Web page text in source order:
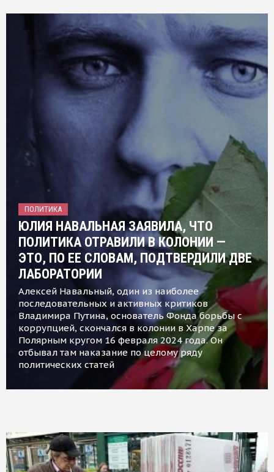
ПОЛИТИКА
ЮЛИЯ НАВАЛЬНАЯ ЗАЯВИЛА, ЧТО
ПОЛИТИКА ОТРАВИЛИ В КОЛОНИИ —
ЭТО, ПО ЕЕ СЛОВАМ, ПОДТВЕРДИЛИ ДВЕ
ЛАБОРАТОРИИ
Алексей Навальный, один из наиболее
последовательных и активных критиков
Владимира Путина, основатель Фонда борьбы с
коррупцией, скончался в колонии в Харпе за
Полярным кругом 16 февраля 2024 года. Он
отбывал там наказание по целому ряду
политических статей